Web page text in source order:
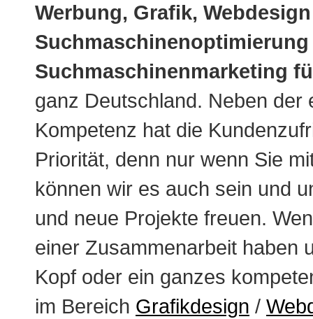
Werbung, Grafik,
Suchmaschinenoptimierung
Suchmaschinenmarketing
ganz Deutschland. Neben der
Kompetenz hat die
Priorität, denn nur wenn Sie
können wir es auch sein und
und neue Projekte freuen.
einer Zusammenarbeit haben
Kopf oder ein ganzes
im Bereich Grafikdesign /